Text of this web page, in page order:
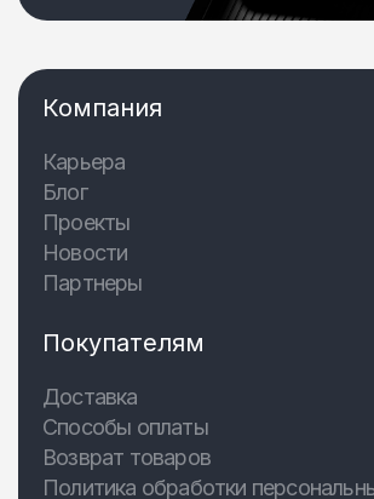
Компания
Карьера
Блог
Проекты
Новости
Партнеры
Покупателям
Доставка
Способы оплаты
Возврат товаров
Политика обработки